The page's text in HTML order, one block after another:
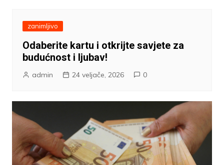
zanimljivo
Odaberite kartu i otkrijte savjete za
budućnost i ljubav!
admin 24 veljače, 2026 0